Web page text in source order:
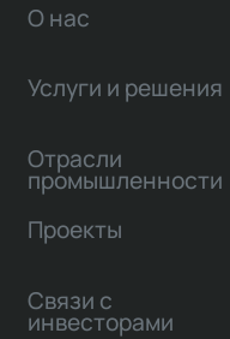
О нас
Услуги и решения
Отрасли
промышленности
Проекты
Связи с
инвесторами